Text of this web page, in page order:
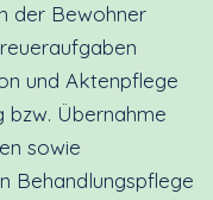
der Bewohner
und Aktenpflege
bzw. Übernahme
sowie
Behandlungspflege